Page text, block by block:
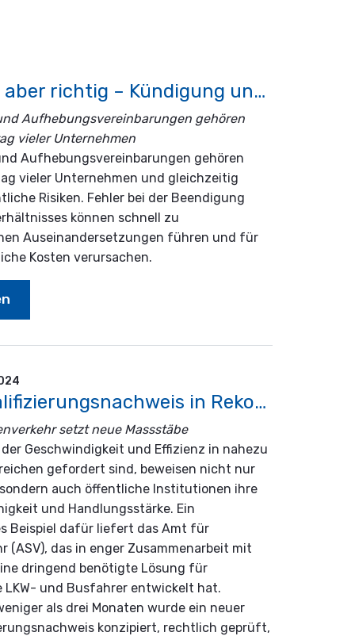
"Goodbye, aber richtig – Kündigung und Aufhebungsvertrag rechtlich sicher"
Aufhebungsvereinbarungen gehören
vieler Unternehmen
Aufhebungsvereinbarungen gehören
vieler Unternehmen und gleichzeitig
Risiken. Fehler bei der Beendigung
können schnell zu
Auseinandersetzungen führen und für
Kosten verursachen.
Fahrerqualifizierungsnachweis in Rekordzeit eingeführt
setzt neue Massstäbe
Geschwindigkeit und Effizienz in nahezu
gefordert sind, beweisen nicht nur
auch öffentliche Institutionen ihre
und Handlungsstärke. Ein
Beispiel dafür liefert das Amt für
(ASV), das in enger Zusammenarbeit mit
dringend benötigte Lösung für
LKW- und Busfahrer entwickelt hat.
als drei Monaten wurde ein neuer
konzipiert, rechtlich geprüft,